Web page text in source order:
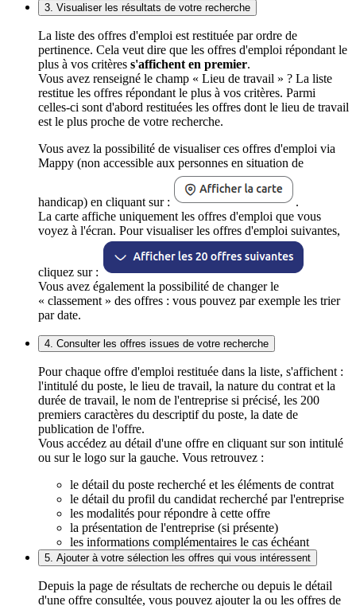
3. Visualiser les résultats de votre recherche
La liste des offres d'emploi est restituée par ordre de
pertinence. Cela veut dire que les offres d'emploi répondant le
plus à vos critères s'affichent en premier.
Vous avez renseigné le champ « Lieu de travail » ? La liste
restitue les offres répondant le plus à vos critères. Parmi
celles-ci sont d'abord restituées les offres dont le lieu de travail
est le plus proche de votre recherche.
Vous avez la possibilité de visualiser ces offres d'emploi via
Mappy (non accessible aux personnes en situation de
handicap) en cliquant sur :
.
La carte affiche uniquement les offres d'emploi que vous
voyez à l'écran. Pour visualiser les offres d'emploi suivantes,
cliquez sur :
Vous avez également la possibilité de changer le
« classement » des offres : vous pouvez par exemple les trier
par date.
4. Consulter les offres issues de votre recherche
Pour chaque offre d'emploi restituée dans la liste, s'affichent :
l'intitulé du poste, le lieu de travail, la nature du contrat et la
durée de travail, le nom de l'entreprise si précisé, les 200
premiers caractères du descriptif du poste, la date de
publication de l'offre.
Vous accédez au détail d'une offre en cliquant sur son intitulé
ou sur le logo sur la gauche. Vous retrouvez :
le détail du poste recherché et les éléments de contrat
le détail du profil du candidat recherché par l'entreprise
les modalités pour répondre à cette offre
la présentation de l'entreprise (si présente)
les informations complémentaires le cas échéant
5. Ajouter à votre sélection les offres qui vous intéressent
Depuis la page de résultats de recherche ou depuis le détail
d'une offre consultée, vous pouvez ajouter la ou les offres de